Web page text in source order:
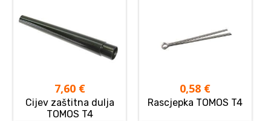
7,60 €
Cijev zaštitna dulja
TOMOS T4
0,58 €
Rascjepka TOMOS T4